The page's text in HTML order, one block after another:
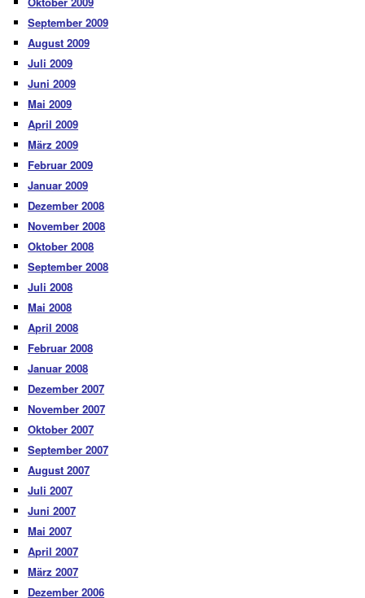
September 2009
August 2009
Juli 2009
Juni 2009
Mai 2009
April 2009
März 2009
Februar 2009
Januar 2009
Dezember 2008
November 2008
Oktober 2008
September 2008
Juli 2008
Mai 2008
April 2008
Februar 2008
Januar 2008
Dezember 2007
November 2007
Oktober 2007
September 2007
August 2007
Juli 2007
Juni 2007
Mai 2007
April 2007
März 2007
Dezember 2006